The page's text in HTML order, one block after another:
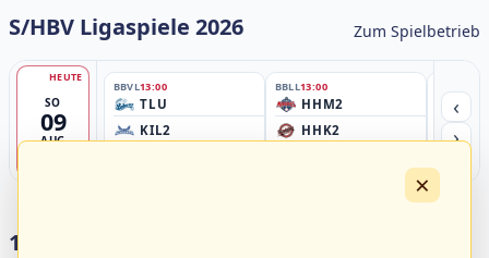
S/HBV Ligaspiele 2026 Zum Spielbetrieb
SO
09
AUG
HEUTE
BBVL13:00
TLU
KIL2
BBLL13:00
HHM2
HHK2
Ballpark
‹
›
17 Vereine im S/HBV
×